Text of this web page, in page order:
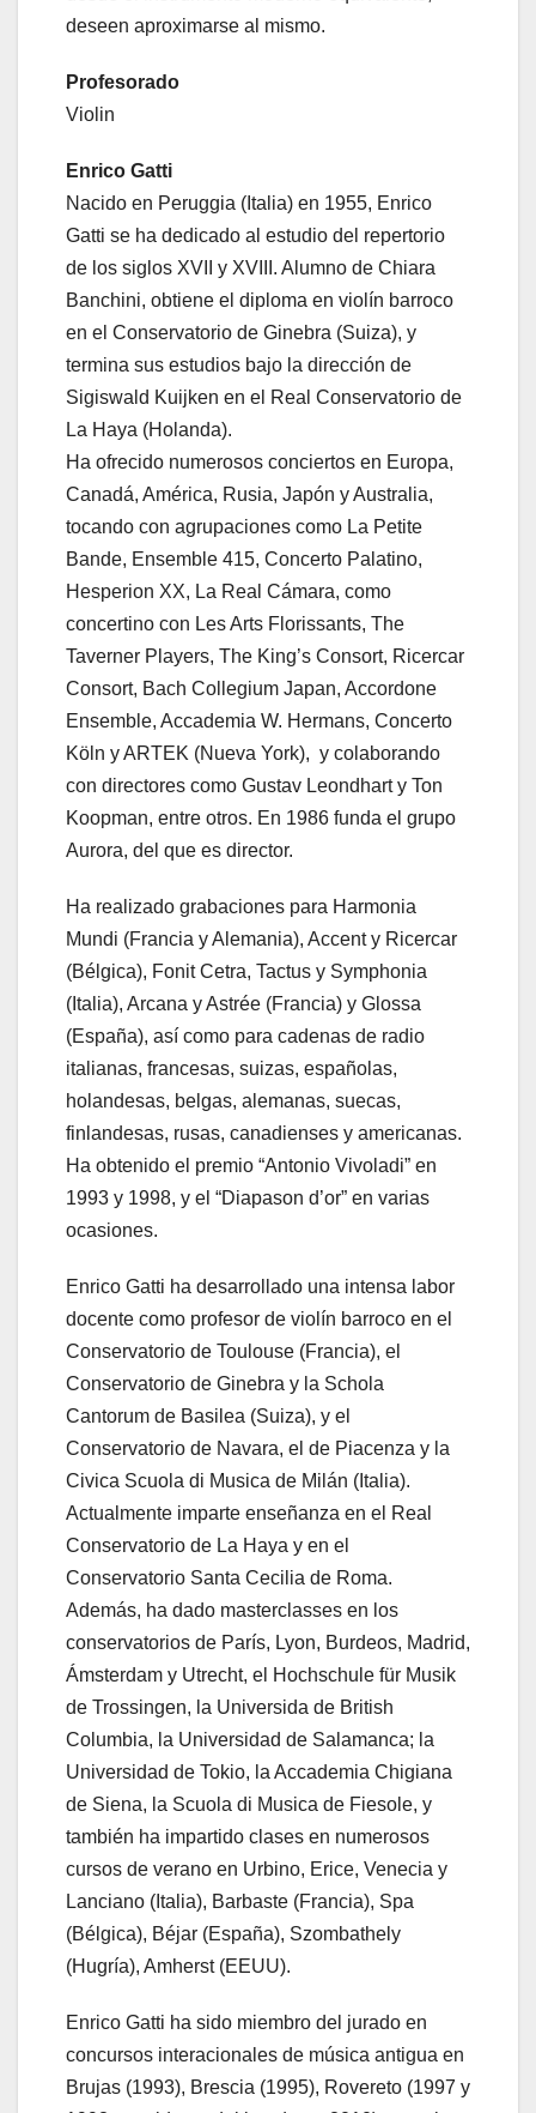
deseen aproximarse al mismo.
Profesorado
Violin
Enrico Gatti
Nacido en Peruggia (Italia) en 1955, Enrico
Gatti se ha dedicado al estudio del repertorio
de los siglos XVII y XVIII. Alumno de Chiara
Banchini, obtiene el diploma en violín barroco
en el Conservatorio de Ginebra (Suiza), y
termina sus estudios bajo la dirección de
Sigiswald Kuijken en el Real Conservatorio de
La Haya (Holanda).
Ha ofrecido numerosos conciertos en Europa,
Canadá, América, Rusia, Japón y Australia,
tocando con agrupaciones como La Petite
Bande, Ensemble 415, Concerto Palatino,
Hesperion XX, La Real Cámara, como
concertino con Les Arts Florissants, The
Taverner Players, The King’s Consort, Ricercar
Consort, Bach Collegium Japan, Accordone
Ensemble, Accademia W. Hermans, Concerto
Köln y ARTEK (Nueva York), y colaborando
con directores como Gustav Leondhart y Ton
Koopman, entre otros. En 1986 funda el grupo
Aurora, del que es director.
Ha realizado grabaciones para Harmonia
Mundi (Francia y Alemania), Accent y Ricercar
(Bélgica), Fonit Cetra, Tactus y Symphonia
(Italia), Arcana y Astrée (Francia) y Glossa
(España), así como para cadenas de radio
italianas, francesas, suizas, españolas,
holandesas, belgas, alemanas, suecas,
finlandesas, rusas, canadienses y americanas.
Ha obtenido el premio “Antonio Vivoladi” en
1993 y 1998, y el “Diapason d’or” en varias
ocasiones.
Enrico Gatti ha desarrollado una intensa labor
docente como profesor de violín barroco en el
Conservatorio de Toulouse (Francia), el
Conservatorio de Ginebra y la Schola
Cantorum de Basilea (Suiza), y el
Conservatorio de Navara, el de Piacenza y la
Civica Scuola di Musica de Milán (Italia).
Actualmente imparte enseñanza en el Real
Conservatorio de La Haya y en el
Conservatorio Santa Cecilia de Roma.
Además, ha dado masterclasses en los
conservatorios de París, Lyon, Burdeos, Madrid,
Ámsterdam y Utrecht, el Hochschule für Musik
de Trossingen, la Universida de British
Columbia, la Universidad de Salamanca; la
Universidad de Tokio, la Accademia Chigiana
de Siena, la Scuola di Musica de Fiesole, y
también ha impartido clases en numerosos
cursos de verano en Urbino, Erice, Venecia y
Lanciano (Italia), Barbaste (Francia), Spa
(Bélgica), Béjar (España), Szombathely
(Hugría), Amherst (EEUU).
Enrico Gatti ha sido miembro del jurado en
concursos interacionales de música antigua en
Brujas (1993), Brescia (1995), Rovereto (1997 y